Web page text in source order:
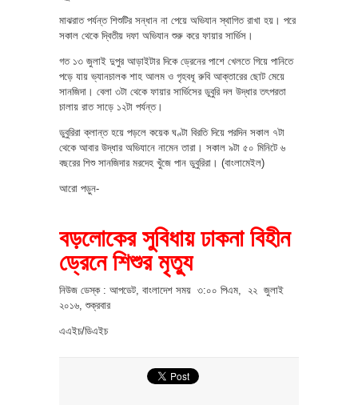
মাঝরাত পর্যন্ত শিশুটির সন্ধান না পেয়ে অভিযান স্থাগিত রাখা হয়। পরে
সকাল থেকে দ্বিতীয় দফা অভিযান শুরু করে ফায়ার সার্ভিস।
গত ১৩ জুলাই দুপুর আড়াইটার দিকে ড্রেনের পাশে খেলতে গিয়ে পানিতে
পড়ে যায় ভ্যানচালক শাহ আলম ও গৃহবধূ রুবি আক্তারের ছোট মেয়ে
সানজিদা। বেলা ৩টা থেকে ফায়ার সার্ভিসের ডুবুরি দল উদ্ধার তৎপরতা
চালায় রাত সাড়ে ১২টা পর্যন্ত।
ডুবুরিরা ক্লান্ত হয়ে পড়লে কয়েক ঘণ্টা বিরতি দিয়ে পরদিন সকাল ৭টা
থেকে আবার উদ্ধার অভিযানে নামেন তারা। সকাল ৯টা ৫০ মিনিটে ৬
বছরের শিশু সানজিদার মরদেহ খুঁজে পান ডুবুরিরা। (বাংলামেইল)
আরো পড়ুন-
বড়লোকের সুবিধায় ঢাকনা বিহীন
ড্রেনে শিশুর মৃত্যু
নিউজ ডেস্ক : আপডেট, বাংলাদেশ সময় ৩:০০ পিএম, ২২ জুলাই
২০১৬, শুক্রবার
এএইচ/ডিএইচ